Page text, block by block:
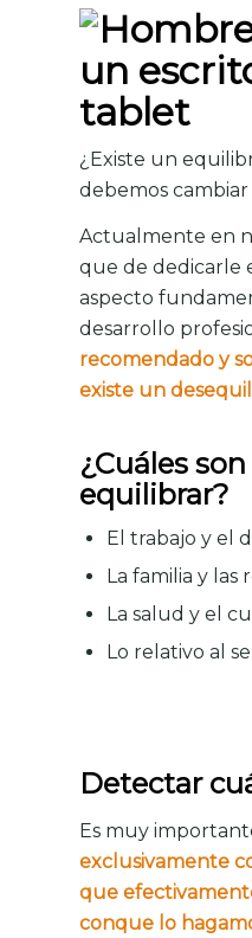
¿Existe un
debemos
Actualmente en
que de dedicarle
aspecto
desarrollo
recomendado y
existe un
¿Cuáles
equilibrar?
El trabajo y el
La familia y
La salud y el
Lo relativo al
Detectar
Es muy
exclusivamente
que
conque lo